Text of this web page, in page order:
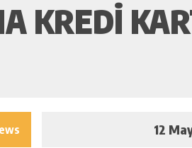
KAMUOYUNA
KREDI
12